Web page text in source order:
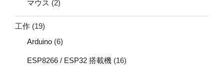
マウス (2)
工作 (19)
Arduino (6)
ESP8266 / ESP32 搭載機 (16)